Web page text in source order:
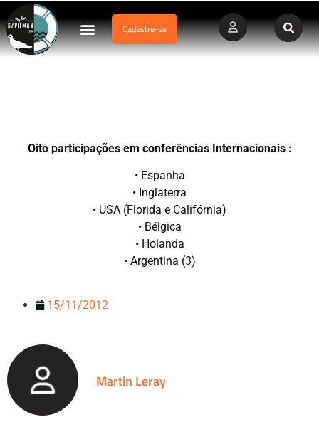
Cadastre-se
Oito participações em conferências Internacionais
Oito participações em conferências Internacionais :
• Espanha
• Inglaterra
• USA (Florida e Califórnia)
• Bélgica
• Holanda
• Argentina (3)
15/11/2012
Martin Leray